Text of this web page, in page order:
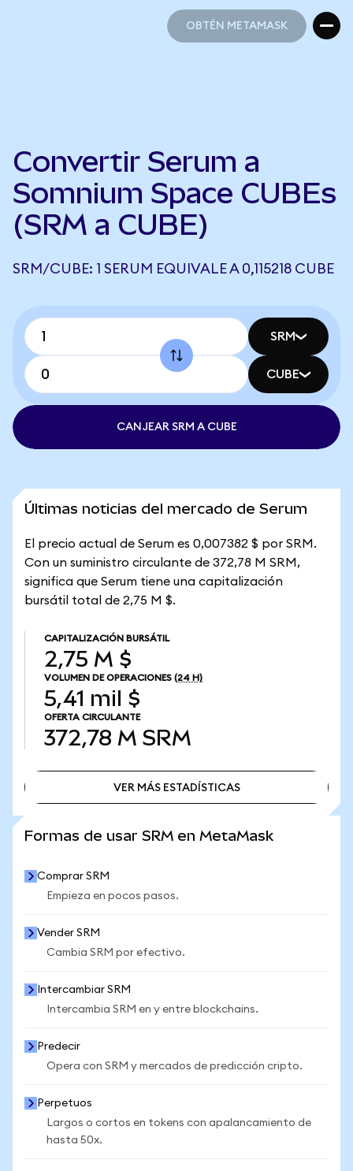
OBTÉN METAMASK
Convertir Serum a
Somnium Space CUBEs
(SRM a CUBE)
SRM/CUBE: 1 SERUM EQUIVALE A 0,115218 CUBE
SRM
CUBE
CANJEAR SRM A CUBE
Últimas noticias del mercado de Serum
El precio actual de Serum es 0,007382 $ por SRM.
Con un suministro circulante de 372,78 M SRM,
significa que Serum tiene una capitalización
bursátil total de 2,75 M $.
CAPITALIZACIÓN BURSÁTIL
2,75 M $
VOLUMEN DE OPERACIONES (24 H)
5,41 mil $
OFERTA CIRCULANTE
372,78 M SRM
VER MÁS ESTADÍSTICAS
Formas de usar SRM en MetaMask
Comprar SRM
Empieza en pocos pasos.
Vender SRM
Cambia SRM por efectivo.
Intercambiar SRM
Intercambia SRM en y entre blockchains.
Predecir
Opera con SRM y mercados de predicción cripto.
Perpetuos
Largos o cortos en tokens con apalancamiento de
hasta 50x.